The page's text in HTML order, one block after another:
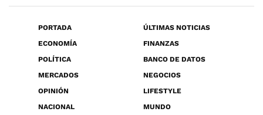
PORTADA
ÚLTIMAS NOTICIAS
ECONOMÍA
FINANZAS
POLÍTICA
BANCO DE DATOS
MERCADOS
NEGOCIOS
OPINIÓN
LIFESTYLE
NACIONAL
MUNDO